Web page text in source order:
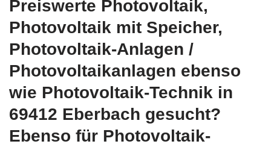
Preiswerte Photovoltaik,
Photovoltaik mit Speicher,
Photovoltaik-Anlagen /
Photovoltaikanlagen ebenso
wie Photovoltaik-Technik in
69412 Eberbach gesucht?
Ebenso für Photovoltaik-